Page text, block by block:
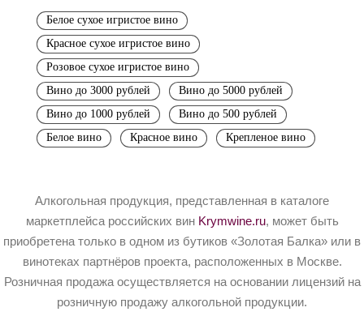
Белое сухое игристое вино
Красное сухое игристое вино
Розовое сухое игристое вино
Вино до 3000 рублей
Вино до 5000 рублей
Вино до 1000 рублей
Вино до 500 рублей
Белое вино
Красное вино Крепленое вино
Алкогольная продукция, представленная в каталоге
маркетплейса российских вин Krymwine.ru, может быть
приобретена только в одном из бутиков «Золотая Балка» или в
винотеках партнёров проекта, расположенных в Москве.
Розничная продажа осуществляется на основании лицензий на
розничную продажу алкогольной продукции.